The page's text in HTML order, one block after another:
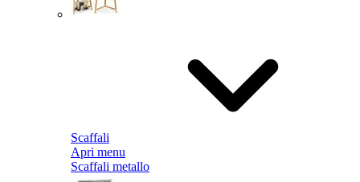
Scaffali
Apri menu
Scaffali metallo